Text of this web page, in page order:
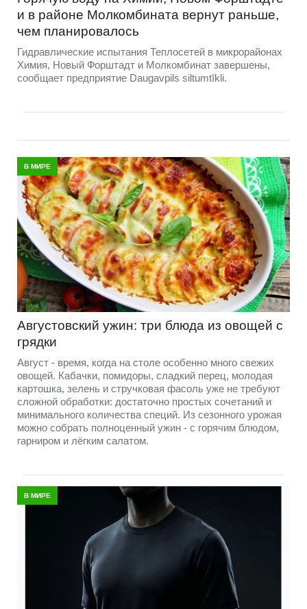
и в районе Молкомбината вернут раньше,
чем планировалось
Гидравлические испытания Теплосетей в микрорайонах
Химия, Новый Форштадт и Молкомбинат завершены,
сообщает предприятие Daugavpils siltumtīkli.
В МИРЕ
Августовский ужин: три блюда из овощей с
грядки
Август - время, когда на столе особенно много свежих
овощей. Кабачки, помидоры, сладкий перец, молодая
картошка, зелень и стручковая фасоль уже не требуют
сложной обработки: достаточно простых сочетаний и
минимального количества специй. Из сезонного урожая
можно собрать полноценный ужин - с горячим блюдом,
гарниром и лёгким салатом.
В МИРЕ